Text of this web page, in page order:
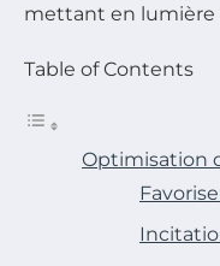
mettant en lumière
Table of Contents
Optimisation